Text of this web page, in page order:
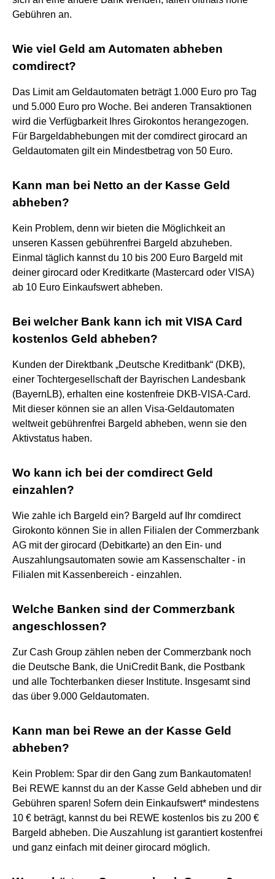
Gebühren an.
Wie viel Geld am Automaten abheben
comdirect?
Das Limit am Geldautomaten beträgt 1.000 Euro pro Tag
und 5.000 Euro pro Woche. Bei anderen Transaktionen
wird die Verfügbarkeit Ihres Girokontos herangezogen.
Für Bargeldabhebungen mit der comdirect girocard an
Geldautomaten gilt ein Mindestbetrag von 50 Euro.
Kann man bei Netto an der Kasse Geld
abheben?
Kein Problem, denn wir bieten die Möglichkeit an
unseren Kassen gebührenfrei Bargeld abzuheben.
Einmal täglich kannst du 10 bis 200 Euro Bargeld mit
deiner girocard oder Kreditkarte (Mastercard oder VISA)
ab 10 Euro Einkaufswert abheben.
Bei welcher Bank kann ich mit VISA Card
kostenlos Geld abheben?
Kunden der Direktbank „Deutsche Kreditbank“ (DKB),
einer Tochtergesellschaft der Bayrischen Landesbank
(BayernLB), erhalten eine kostenfreie DKB-VISA-Card.
Mit dieser können sie an allen Visa-Geldautomaten
weltweit gebührenfrei Bargeld abheben, wenn sie den
Aktivstatus haben.
Wo kann ich bei der comdirect Geld
einzahlen?
Wie zahle ich Bargeld ein? Bargeld auf Ihr comdirect
Girokonto können Sie in allen Filialen der Commerzbank
AG mit der girocard (Debitkarte) an den Ein- und
Auszahlungsautomaten sowie am Kassenschalter - in
Filialen mit Kassenbereich - einzahlen.
Welche Banken sind der Commerzbank
angeschlossen?
Zur Cash Group zählen neben der Commerzbank noch
die Deutsche Bank, die UniCredit Bank, die Postbank
und alle Tochterbanken dieser Institute. Insgesamt sind
das über 9.000 Geldautomaten.
Kann man bei Rewe an der Kasse Geld
abheben?
Kein Problem: Spar dir den Gang zum Bankautomaten!
Bei REWE kannst du an der Kasse Geld abheben und dir
Gebühren sparen! Sofern dein Einkaufswert* mindestens
10 € beträgt, kannst du bei REWE kostenlos bis zu 200 €
Bargeld abheben. Die Auszahlung ist garantiert kostenfrei
und ganz einfach mit deiner girocard möglich.